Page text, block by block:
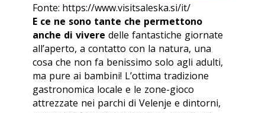
Fonte: https://www.visitsaleska.si/it/
E ce ne sono tante che permettono
anche di vivere delle fantastiche giornate
all’aperto, a contatto con la natura, una
cosa che non fa benissimo solo agli adulti,
ma pure ai bambini! L’ottima tradizione
gastronomica locale e le zone-gioco
attrezzate nei parchi di Velenje e dintorni,